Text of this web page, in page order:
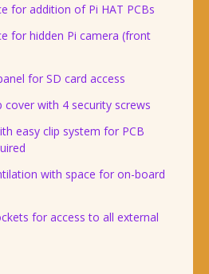
for addition of Pi HAT PCBs
for hidden Pi camera (front
for SD card access
cover with 4 security screws
easy clip system for PCB
with space for on-board
for access to all external